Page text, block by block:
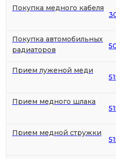
Покупка медного кабеля
Покупка автомобильных
радиаторов
Прием луженой меди
Прием медного шлака
Прием медной стружки